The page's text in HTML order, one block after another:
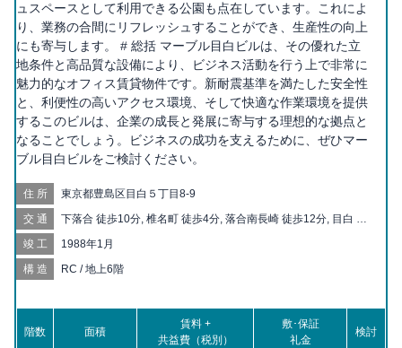
ュスペースとして利用できる公園も点在しています。これによ
り、業務の合間にリフレッシュすることができ、生産性の向上
にも寄与します。 # 総括 マーブル目白ビルは、その優れた立
地条件と高品質な設備により、ビジネス活動を行う上で非常に
魅力的なオフィス賃貸物件です。新耐震基準を満たした安全性
と、利便性の高いアクセス環境、そして快適な作業環境を提供
するこのビルは、企業の成長と発展に寄与する理想的な拠点と
なることでしょう。ビジネスの成功を支えるために、ぜひマー
ブル目白ビルをご検討ください。
住所 東京都豊島区目白５丁目8-9
交通
下落合 徒歩10分, 椎名町 徒歩4分, 落合南長崎 徒歩12分, 目白 徒
場 徒歩18分, 池袋 徒歩18分, 落合 徒歩20分, 千川 徒歩20分
竣工 1988年1月
構造 RC / 地上6階
階数 面積
賃料 +
共益費（税別）
敷･保証
礼金
検討